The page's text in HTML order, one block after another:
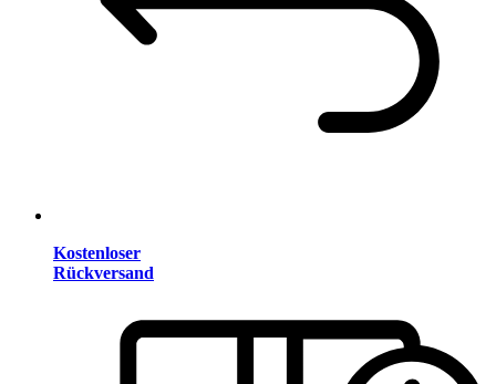
Kostenloser
Rückversand